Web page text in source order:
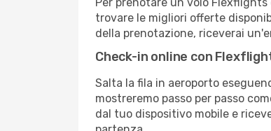
trovare le migliori offerte
della prenotazione, riceverai
Check-in online con
Salta la fila in aeroporto
mostreremo passo per passo
dal tuo dispositivo mobile e